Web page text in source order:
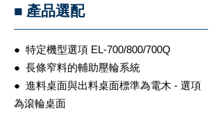
■ 產品選配
● 特定機型選項 EL-700/800/700Q
● 長條窄料的輔助壓輪系統
● 進料桌面與出料桌面標準為電木 - 選項
為滾輪桌面